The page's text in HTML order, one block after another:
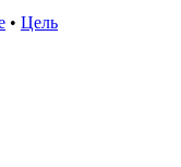
• Цель